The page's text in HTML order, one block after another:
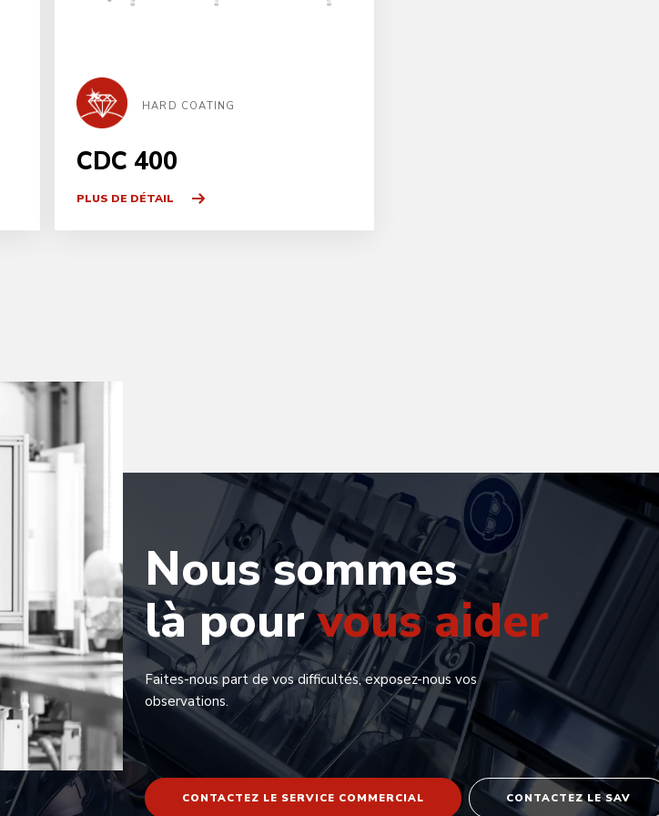
HARD COATING
CDC 400
PLUS DE DÉTAIL
Nous sommes
là pourvous aider
Faites-nous part de vos difficultés, exposez-nous vos
observations.
CONTACTEZ LE SERVICE COMMERCIAL CONTACTEZ LE SAV